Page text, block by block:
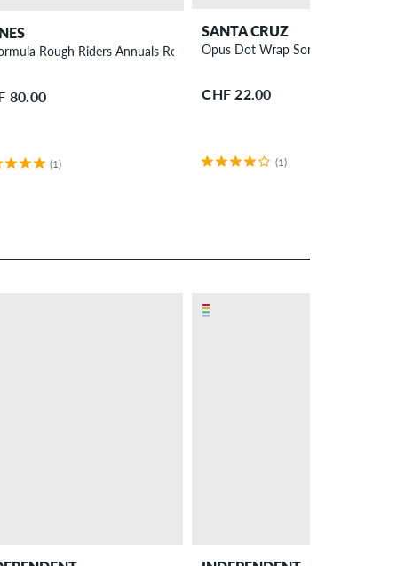
Rough Riders Annuals Rollen 59 mm 80A 4er Pack
80.00
(1)
SANTA CRUZ
Opus Dot Wrap Sonnenbrille
CHF 22.00
(1)